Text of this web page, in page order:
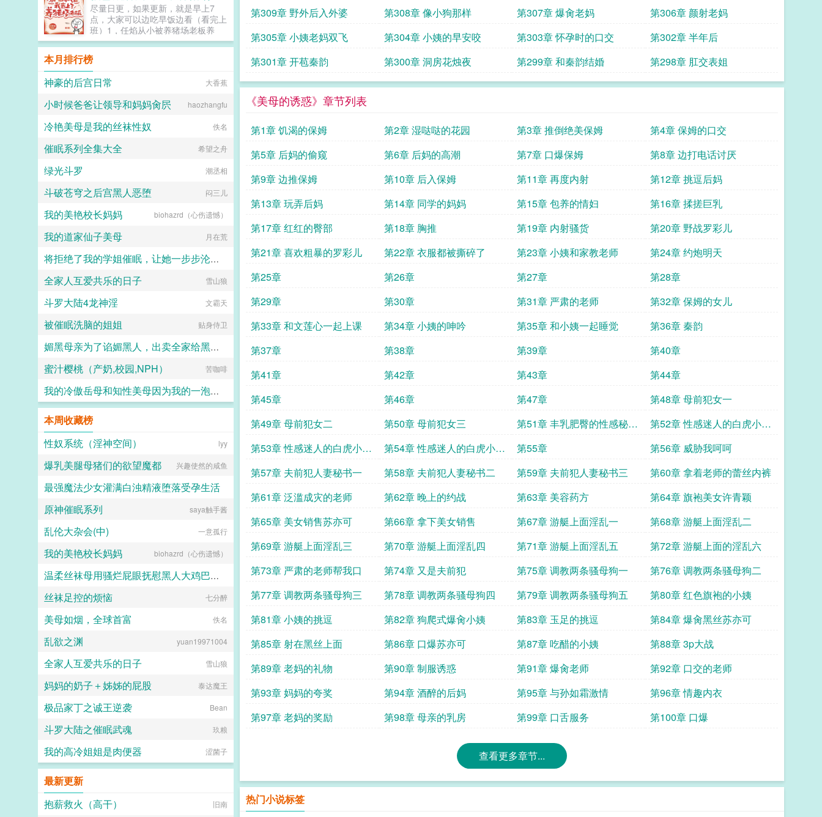
第309章 野外后入外婆 第308章 像小狗那样 第307章 爆肏老妈
第306章 颜射老妈
第305章 小姨老妈双飞
第304章 小姨的早安咬 第303章 怀孕时的口交
第302章 半年后
第301章 开苞秦韵
第300章 洞房花烛夜 第299章 和秦韵结婚 第298章 肛交表姐
《美母的诱惑》章节列表
第1章 饥渴的保姆 第2章 湿哒哒的花园 第3章 推倒绝美保姆
第4章 保姆的口交
第5章 后妈的偷窥
第6章 后妈的高潮 第7章 口爆保姆
第8章 边打电话讨厌
第9章 边推保姆
第10章 后入保姆 第11章 再度内射
第12章 挑逗后妈
第13章 玩弄后妈
第14章 同学的妈妈 第15章 包养的情妇
第16章 揉搓巨乳
第17章 红红的臀部
第18章 胸推 第19章 内射骚货
第20章 野战罗彩儿
第21章 喜欢粗暴的罗彩儿
第22章 衣服都被撕碎了 第23章 小姨和家教老师
第24章 约炮明天
第25章
第26章 第27章
第28章
第29章
第30章 第31章 严肃的老师
第32章 保姆的女儿
第33章 和文莲心一起上课
第34章 小姨的呻吟 第35章 和小姨一起睡觉
第36章 秦韵
第37章
第38章 第39章
第40章
第41章
第42章 第43章
第44章
第45章
第46章 第47章
第48章 母前犯女一
第49章 母前犯女二
第50章 母前犯女三
第51章 丰乳肥臀的性感秘书
一
第52章 性感迷人的白虎小姨
一
第53章 性感迷人的白虎小姨
二
第54章 性感迷人的白虎小姨
三
第55章
第56章 威胁我呵呵
第57章 夫前犯人妻秘书一
第58章 夫前犯人妻秘书二 第59章 夫前犯人妻秘书三
第60章 拿着老师的蕾丝内裤
第61章 泛滥成灾的老师
第62章 晚上的约战 第63章 美容药方
第64章 旗袍美女许青颖
第65章 美女销售苏亦可
第66章 拿下美女销售 第67章 游艇上面淫乱一
第68章 游艇上面淫乱二
第69章 游艇上面淫乱三
第70章 游艇上面淫乱四 第71章 游艇上面淫乱五
第72章 游艇上面的淫乱六
第73章 严肃的老师帮我口
第74章 又是夫前犯 第75章 调教两条骚母狗一
第76章 调教两条骚母狗二
第77章 调教两条骚母狗三
第78章 调教两条骚母狗四 第79章 调教两条骚母狗五
第80章 红色旗袍的小姨
第81章 小姨的挑逗
第82章 狗爬式爆肏小姨 第83章 玉足的挑逗
第84章 爆肏黑丝苏亦可
第85章 射在黑丝上面
第86章 口爆苏亦可 第87章 吃醋的小姨
第88章 3p大战
第89章 老妈的礼物
第90章 制服诱惑 第91章 爆肏老师
第92章 口交的老师
第93章 妈妈的夸奖
第94章 酒醉的后妈 第95章 与孙如霜激情
第96章 情趣内衣
第97章 老妈的奖励
第98章 母亲的乳房 第99章 口舌服务 第100章 口爆
查看更多章节...
热门小说标签
众生，奖励善功100点。恭喜你率领
小弟做起了正当生意，奖励善功500
点。恭喜你资助福利院五百万，奖励
善功5000点。在发现善功能够用来
兑换各种东西后，沈栋彻底爱上了做
善事。黄志诚一千万善款？你确定捐
款人是洪兴的扛把子？李文彬很难相
信这个与孩子们玩在一起的人是个江
湖大佬。陆启昌沈栋有慈善护体，我
们动不了他。我是洪兴扛把子沈栋，
一不留神，从一个古惑仔变成了港岛
最有名的大富豪和大慈善家。...
尽量日更，如果更新，就是早上7
点，大家可以边吃早饭边看（看完上
班）1，任焰从小被养猪场老板养
大，因老板突然离世养猪场陷入危
机，为了养家任焰不得不走上打工人
道路结果出道爆火。他以为这辈子不
到三四十岁...
本月排行榜
神豪的后宫日常
大香蕉
小时候爸爸让领导和妈妈肏屄 haozhangfu
冷艳美母是我的丝袜性奴 佚名
催眠系列全集大全 希望之舟
绿光斗罗 潮丞相
斗破苍穹之后宫黑人恶堕 闷三儿
我的美艳校长妈妈 biohazrd（心伤遗憾）
我的道家仙子美母 月在荒
将拒绝了我的学姐催眠，让她一步步沦陷为我的母狗（把背叛自己的学姐变成对自己忠心耿耿的母狗）
jiuliang
全家人互爱共乐的日子 雪山狼
斗罗大陆4龙神淫 文霸天
被催眠洗脑的姐姐 贴身侍卫
媚黑母亲为了谄媚黑人，出卖全家给黑人当性奴
catmilf
蜜汁樱桃（产奶,校园,NPH） 苦咖啡
我的冷傲岳母和知性美母因为我的一泡精液成为了熟女便器 (无绿版)
本周收藏榜
性奴系统（淫神空间）
lyy
爆乳美腿母猪们的欲望魔都 兴趣使然的咸鱼
最强魔法少女灌满白浊精液堕落受孕生活
水少多文酱
原神催眠系列 saya触手酱
乱伦大杂会(中) 一意孤行
我的美艳校长妈妈 biohazrd（心伤遗憾）
温柔丝袜母用骚烂屁眼抚慰黑人大鸡巴的淫乱群交摄影记录
佚名
丝袜足控的烦恼 七分醉
美母如烟，全球首富 佚名
乱欲之渊 yuan19971004
全家人互爱共乐的日子 雪山狼
妈妈的奶子＋姊姊的屁股 泰达魔王
极品家丁之诚王逆袭 Bean
斗罗大陆之催眠武魂 玖粮
我的高冷姐姐是肉便器 涩菌子
最新更新
抱薪救火（高干）
旧南